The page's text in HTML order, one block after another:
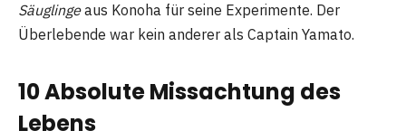
Säuglingeaus Konoha für seine Experimente. Der
Überlebende war kein anderer als Captain Yamato.
10 Absolute Missachtung des
Lebens